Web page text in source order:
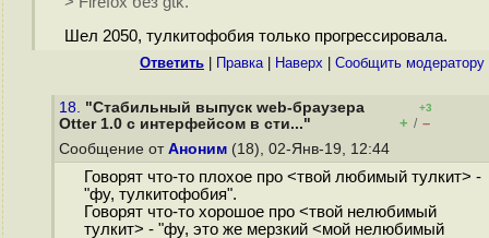
Шел 2050, тулкитофобия только прогрессировала.
Ответить Правка| Наверх Cообщить модератору
18. "Стабильный выпуск web-браузера
Otter 1.0 с интерфейсом в сти..."
+3
+ / –
Сообщение от Аноним (18), 02-Янв-19, 12:44
Говорят что-то плохое про <твой любимый тулкит> -
"фу, тулкитофобия".
Говорят что-то хорошое про <твой нелюбимый
тулкит> - "фу, это же мерзкий <мой нелюбимый